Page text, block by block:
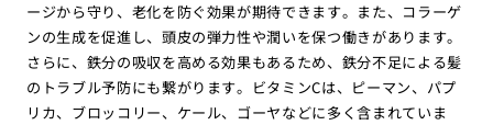
ージから守り、老化を防ぐ効果が期待できます。また、コラーゲ
ンの生成を促進し、頭皮の弾力性や潤いを保つ働きがあります。
さらに、鉄分の吸収を高める効果もあるため、鉄分不足による髪
のトラブル予防にも繋がります。ビタミンCは、ピーマン、パプ
リカ、ブロッコリー、ケール、ゴーヤなどに多く含まれていま